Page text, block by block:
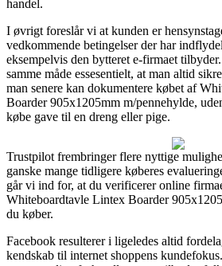
handel.
I øvrigt foreslår vi at kunden er
vedkommende betingelser der har
eksempelvis den bytteret e-firmaet
samme måde essesentielt, at man altid
man senere kan dokumentere købet af
Boarder 905x1205mm m/pennehylde,
købe gave til en dreng eller pige.
Trustpilot frembringer flere nyttige
ganske mange tidligere køberes
går vi ind for, at du verificerer online
Whiteboardtavle Lintex Boarder
du køber.
Facebook resulterer i ligeledes altid
kendskab til internet shoppens